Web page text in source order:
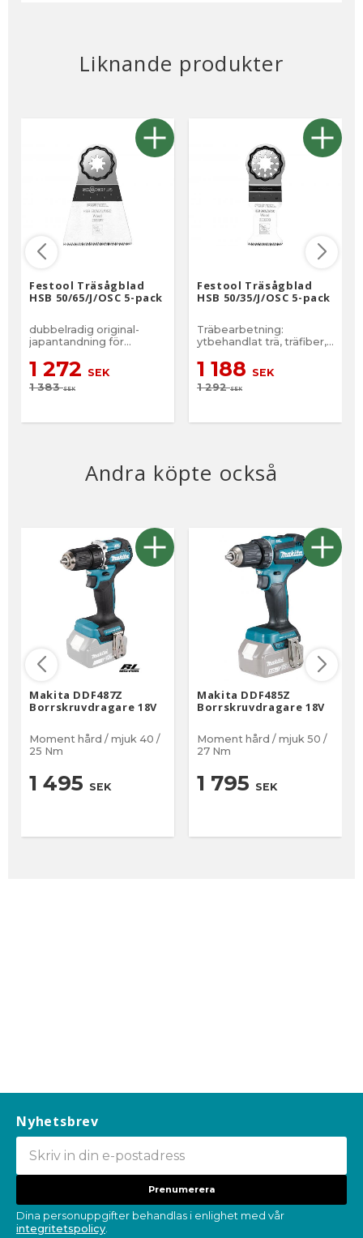
Liknande produkter
Festool Träsågblad
HSB 50/65/J/OSC 5-pack
dubbelradig original-
japantandning för
snittkanter
1 272 SEK
1 383SEK
Festool Träsågblad
HSB 50/35/J/OSC 5-pack
Träbearbetning:
ytbehandlat trä, träfiber,
1 188 SEK
1 292SEK
Andra köpte också
Makita DDF487Z
Borrskruvdragare 18V
Moment hård / mjuk 40 /
25 Nm
1 495 SEK
Makita DDF485Z
Borrskruvdragare 18V
Moment hård / mjuk 50 /
27 Nm
1 795 SEK
Nyhetsbrev
Prenumerera
Dina personuppgifter behandlas i enlighet med vår
integritetspolicy.